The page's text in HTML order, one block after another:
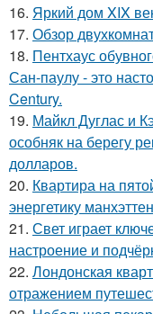
16. Яркий дом XIX
17. Обзор
18. Пентхаус
Сан-паулу - это
Century.
19. Майкл Дуглас и
особняк на берегу
долларов.
20. Квартира на
энергетику
21. Свет играет
настроение и
22. Лондонская
отражением